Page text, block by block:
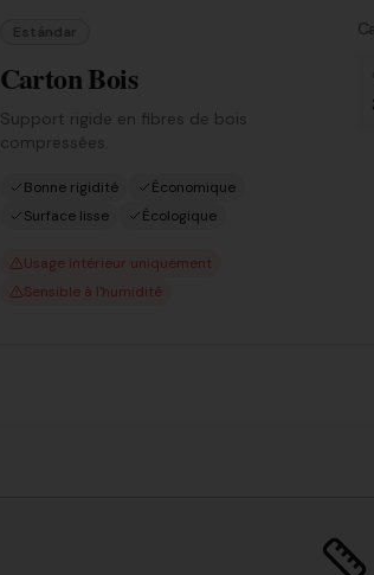
Estándar
Carton Bois
Support rigide en fibres de bois
compressées.
Bonne rigidité
Économique
Surface lisse
Écologique
Usage intérieur uniquement
Sensible à l'humidité